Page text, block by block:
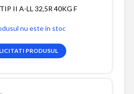
II A-LL 32,5R 40KG F
nu este in stoc
PRODUSUL